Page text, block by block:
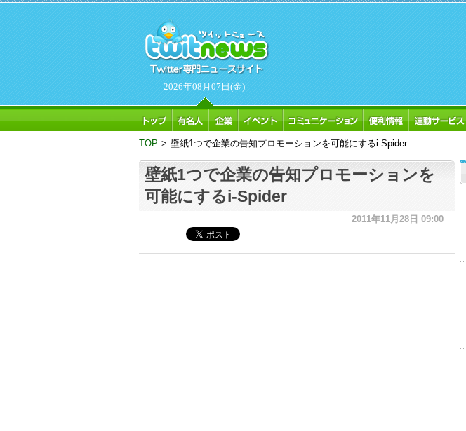
2026年08月07日(金)
TOP > 壁紙1つで企業の告知プロモーションを可能にするi-Spider
壁紙1つで企業の告知プロモーションを
可能にするi-Spider
2011年11月28日 09:00